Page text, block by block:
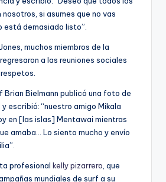
si asumes que no vas
está demasiado listo”.
muchos miembros de la
a las reuniones sociales
Bielmann publicó una foto de
escribió: “nuestro amigo Mikala
en [las islas] Mentawai mientras
amaba… Lo siento mucho y envío
profesional kelly pizarrero , que
mundiales de surf a su